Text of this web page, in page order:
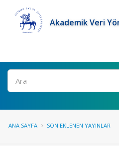
Akademik Veri
Ara
ANA SAYFA SON EKLENEN YAYINLAR